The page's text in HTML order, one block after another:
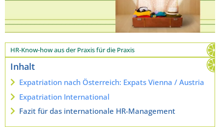
HR-Know-how aus der Praxis für die Praxis
Inhalt
Expatriation nach Österreich: Expats Vienna / Austria
Expatriation International
Fazit für das internationale HR-Management